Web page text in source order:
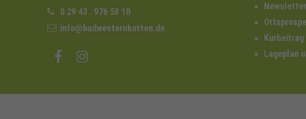
0 29 43 . 976 58 10
info@badwesternkotten.de
Lageplan